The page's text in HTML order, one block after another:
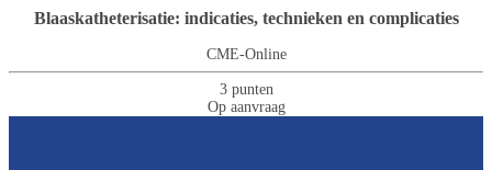
Blaaskatheterisatie: indicaties, technieken en complicaties
CME-Online
3 punten
Op aanvraag